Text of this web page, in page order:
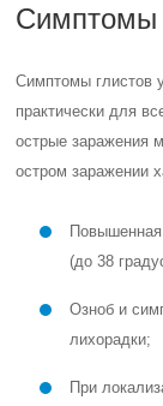
Симптомы
Симптомы глистов
практически для
острые заражения
остром заражении
(до 38
Озноб и
лихорадки;
При